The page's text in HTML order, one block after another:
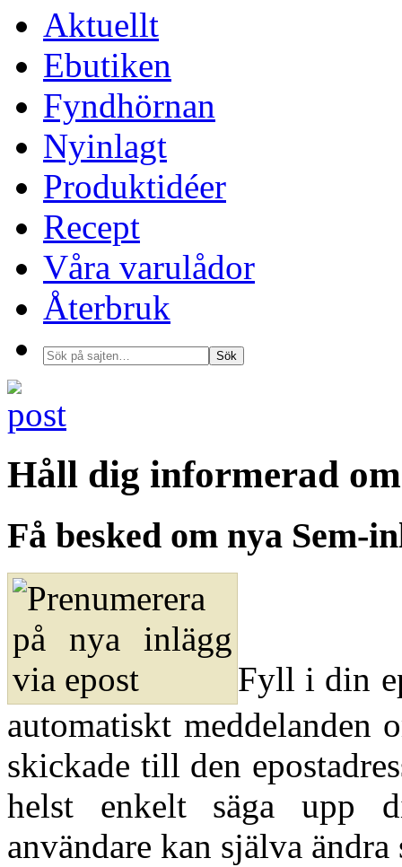
Aktuellt
Ebutiken
Fyndhörnan
Nyinlagt
Produktidéer
Recept
Våra varulådor
Återbruk
Håll dig informerad
Få besked om nya Sem-
Fyll i din
automatiskt meddelanden
skickade till den
helst enkelt säga upp
användare kan själva